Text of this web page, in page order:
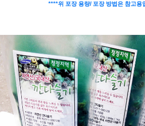
****위 포장 용량/ 포장 방법은 참고용